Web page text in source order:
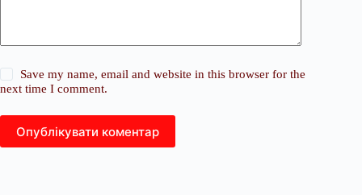
Save my name, email and website in this browser for the
next time I comment.
Опублікувати коментар